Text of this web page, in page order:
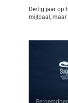
Dertig jaar op
mijlpaal, maar